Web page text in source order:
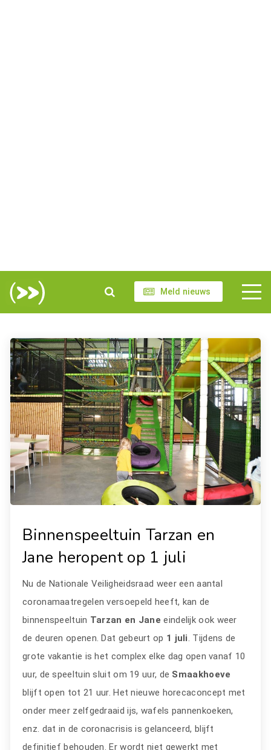
Meld nieuws
Binnenspeeltuin Tarzan en
Jane heropent op 1 juli
Nu de Nationale Veiligheidsraad weer een aantal
coronamaatregelen versoepeld heeft, kan de
binnenspeeltuin Tarzan en Janeeindelijk ook weer
de deuren openen. Dat gebeurt op 1 juli. Tijdens de
grote vakantie is het complex elke dag open vanaf 10
uur, de speeltuin sluit om 19 uur, de Smaakhoeve
blijft open tot 21 uur. Het nieuwe horecaconcept met
onder meer zelfgedraaid ijs, wafels pannenkoeken,
enz. dat in de coronacrisis is gelanceerd, blijft
definitief behouden. Er wordt niet gewerkt met